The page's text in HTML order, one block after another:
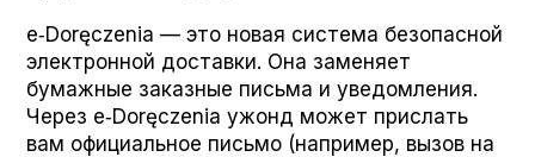
e‑Doręczenia — это новая система безопасной
электронной доставки. Она заменяет
бумажные заказные письма и уведомления.
Через e‑Doręczenia ужонд может прислать
вам официальное письмо (например, вызов на